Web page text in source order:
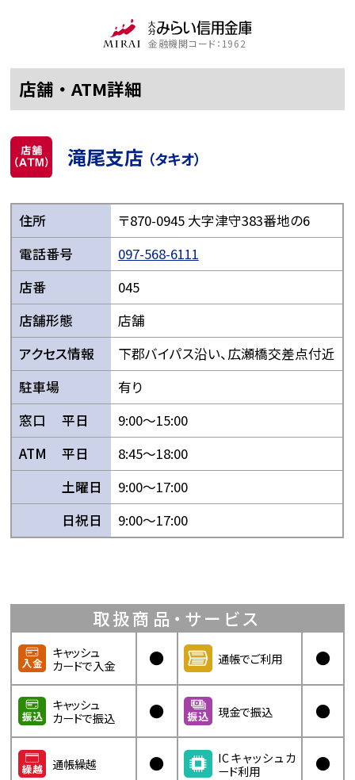
金融機関コード：1962
店舗・ATM詳細
滝尾支店 （タキオ）
住所
〒870-0945 大字津守383番地の6
電話番号
097-568-6111
店番
045
店舗形態
店舗
アクセス情報
下郡バイパス沿い、広瀬橋交差点付近
駐車場
有り
窓口
平日
9:00〜15:00
ATM
平日
8:45〜18:00
土曜日
9:00〜17:00
日祝日
9:00〜17:00
取扱商品・サービス
キャッシュ
カードで入金
● 通帳でご利用 ●
キャッシュ
カードで振込
● 現金で振込 ●
通帳繰越 ●
ICキャッシュカ
ード利用
●